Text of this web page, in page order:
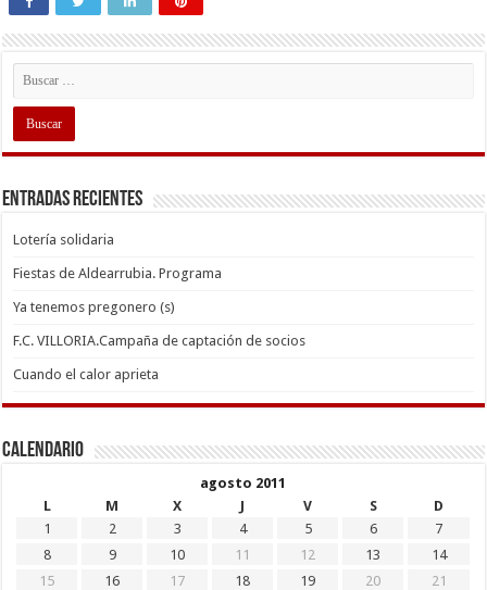
Entradas recientes
Lotería solidaria
Fiestas de Aldearrubia. Programa
Ya tenemos pregonero (s)
F.C. VILLORIA.Campaña de captación de socios
Cuando el calor aprieta
Calendario
agosto 2011
L
M X J V S
D
1
2 3 4 5 6
7
8
9 10 11 12 13
14
15
16 17 18 19 20
21